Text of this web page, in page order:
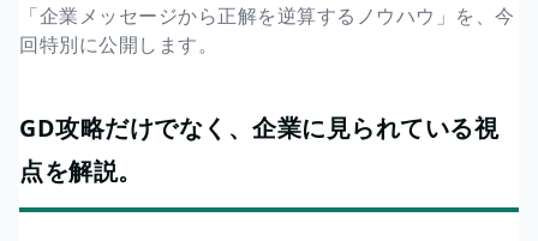
「企業メッセージから正解を逆算するノウハウ」を、今
回特別に公開します。
GD攻略だけでなく、企業に見られている視
点を解説。